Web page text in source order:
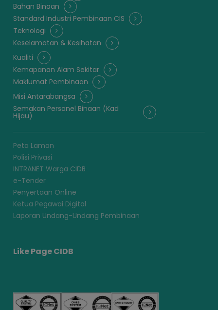
Bahan Binaan
Standard Industri Pembinaan CIS
Teknologi
Keselamatan & Kesihatan
Kualiti
Kemapanan Alam Sekitar
Maklumat Pembinaan
Misi Antarabangsa
Semakan Personel Binaan (Kad
Hijau)
Peta Laman
Polisi Privasi
INTRANET Warga CIDB
e-Tender
Penyertaan Online
Ketua Pegawai Digital
Laporan Undang-Undang Pembinaan
Like Page CIDB